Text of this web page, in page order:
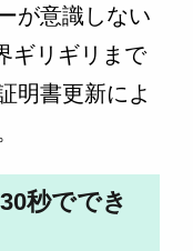
が意識しない
ギリギリまで
明書更新によ
秒ででき